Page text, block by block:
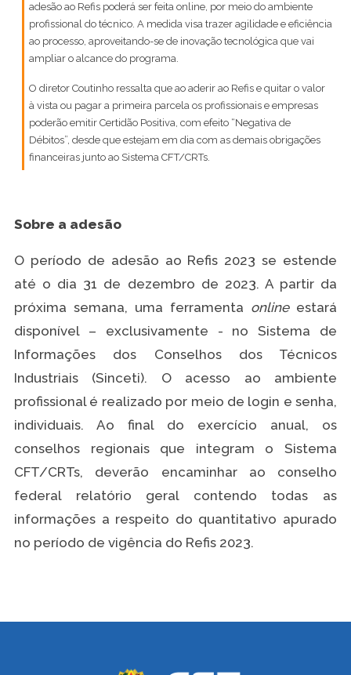
adesão ao Refis poderá ser feita online, por meio do ambiente
profissional do técnico. A medida visa trazer agilidade e eficiência
ao processo, aproveitando-se de inovação tecnológica que vai
ampliar o alcance do programa.
O diretor Coutinho ressalta que ao aderir ao Refis e quitar o valor
à vista ou pagar a primeira parcela os profissionais e empresas
poderão emitir Certidão Positiva, com efeito “Negativa de
Débitos”, desde que estejam em dia com as demais obrigações
financeiras junto ao Sistema CFT/CRTs.
Sobre a adesão
O período de adesão ao Refis 2023 se estende
até o dia 31 de dezembro de 2023. A partir da
próxima semana, uma ferramenta onlineestará
disponível – exclusivamente - no Sistema de
Informações dos Conselhos dos Técnicos
Industriais (Sinceti). O acesso ao ambiente
profissional é realizado por meio de login e senha,
individuais. Ao final do exercício anual, os
conselhos regionais que integram o Sistema
CFT/CRTs, deverão encaminhar ao conselho
federal relatório geral contendo todas as
informações a respeito do quantitativo apurado
no período de vigência do Refis 2023.